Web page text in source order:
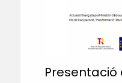
Presentació